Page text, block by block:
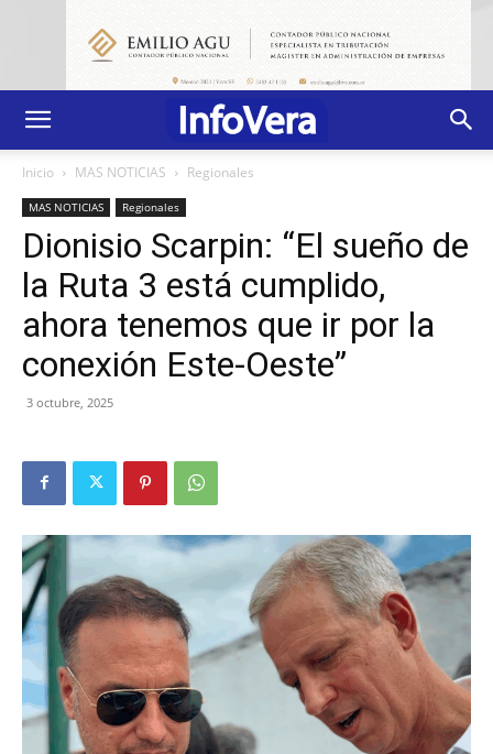
Inicio MAS NOTICIAS Regionales
MAS NOTICIAS Regionales
Dionisio Scarpin: “El sueño de
la Ruta 3 está cumplido,
ahora tenemos que ir por la
conexión Este-Oeste”
3 octubre, 2025